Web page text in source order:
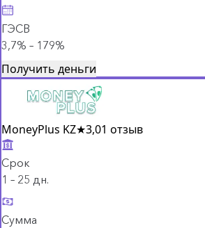
ГЭСВ
3,7% – 179%
Получить деньги
MoneyPlus KZ★3,01 отзыв
Срок
1 – 25 дн.
Сумма